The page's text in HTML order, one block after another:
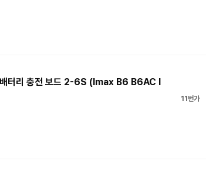
리 충전 보드 2-6S (Imax B6 B6AC I
11번가